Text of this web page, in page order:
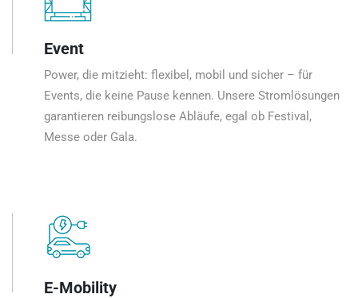
Event
Power, die mitzieht: flexibel, mobil und sicher – für
Events, die keine Pause kennen. Unsere Stromlösungen
garantieren reibungslose Abläufe, egal ob Festival,
Messe oder Gala.
E-Mobility